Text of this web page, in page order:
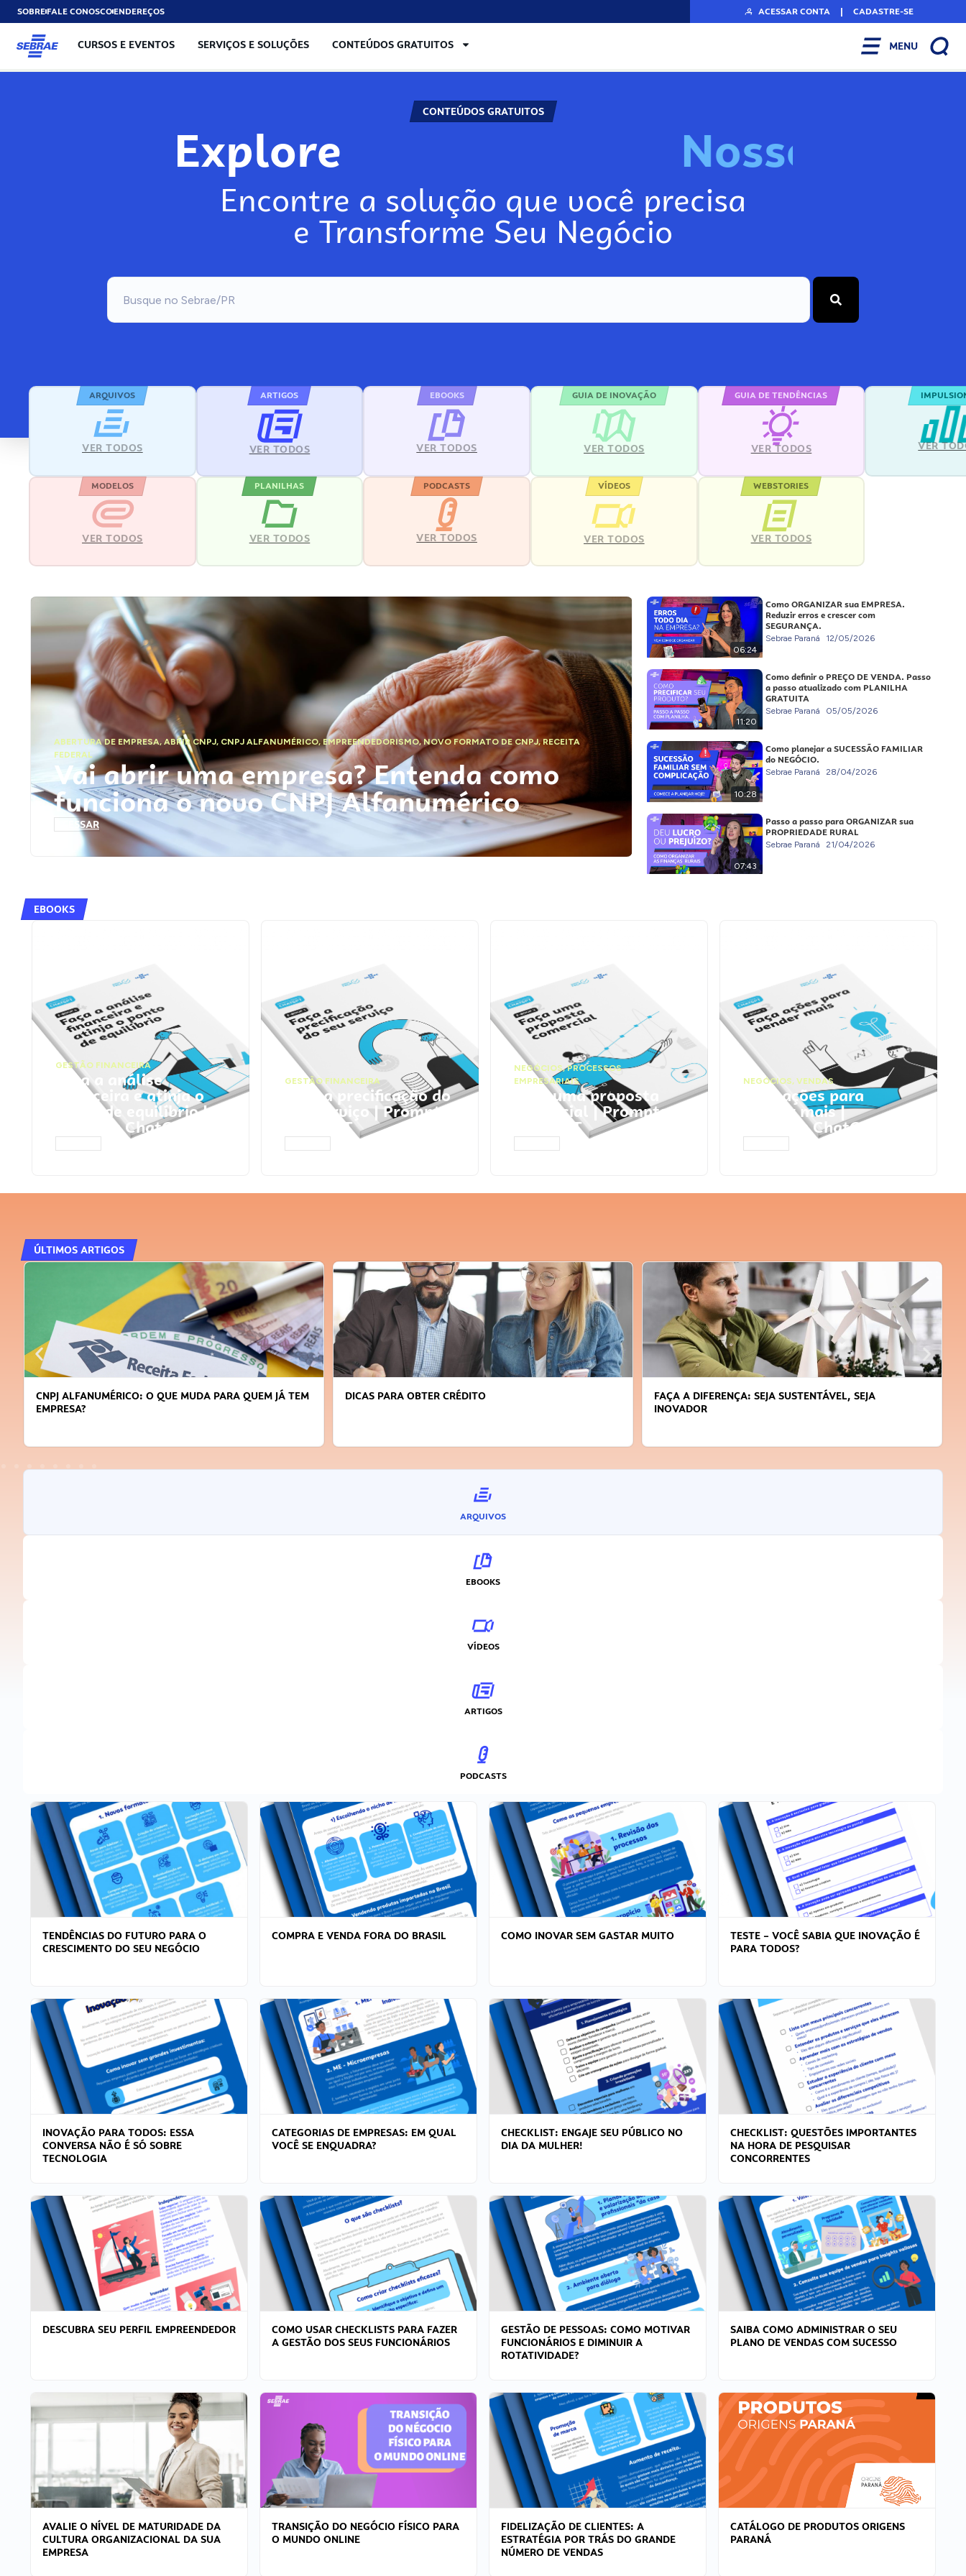
SOBREFALE CONOSCOENDEREÇOS ACESSAR CONTA | CADASTRE-SE
CURSOS E EVENTOS SERVIÇOS E SOLUÇÕES CONTEÚDOS GRATUITOS MENU
CONTEÚDOS GRATUITOS
Explore Nosso
Encontre a solução que você precisa
e Transforme Seu Negócio
ARQUIVOS
VER TODOS
ARTIGOS
VER TODOS
EBOOKS
VER TODOS
GUIA DE INOVAÇÃO
VER TODOS
GUIA DE TENDÊNCIAS
VER TODOS VER
MODELOS
VER TODOS
PLANILHAS
VER TODOS
PODCASTS
VER TODOS
VÍDEOS
VER TODOS
WEBSTORIES
VER TODOS
ABERTURA DE EMPRESA,ABRIR CNPJ, CNPJ ALFANUMÉRICO, EMPREENDEDORISMO,NOVO FORMATO DE CNPJ,RECEITA
FEDERAL
Vai abrir uma empresa? Entenda como
funciona o novo CNPJ Alfanumérico
ACESSAR
06:24
Como ORGANIZAR sua EMPRESA.
Reduzir erros e crescer com
SEGURANÇA.
Sebrae Paraná 12/05/2026
11:20
Como definir o PREÇO DE VENDA. Passo
a passo atualizado com PLANILHA
GRATUITA
Sebrae Paraná 05/05/2026
10:28
Como planejar a SUCESSÃO FAMILIAR
do NEGÓCIO.
Sebrae Paraná 28/04/2026
07:43
Passo a passo para ORGANIZAR sua
PROPRIEDADE RURAL
Sebrae Paraná 21/04/2026
EBOOKS
GESTÃO FINANCEIRA
Faça a análise
financeira e atinja o
ponto de equilíbrio |
Prompts ChatGPT
GESTÃO FINANCEIRA
Faça a precificação do
seu serviço | Prompts
ChatGPT
NEGÓCIOS,PROCESSOS
EMPRESARIAIS
Faça uma proposta
comercial | Prompts
ChatGPT
NEGÓCIOS, VENDAS
Faça ações para
vender mais |
Prompts ChatGPT
ÚLTIMOS ARTIGOS
CNPJ ALFANUMÉRICO: O QUE MUDA PARA QUEM JÁ TEM
EMPRESA?
DICAS PARA OBTER CRÉDITO
FAÇA A DIFERENÇA: SEJA SUSTENTÁVEL, SEJA
INOVADOR
ARQUIVOS
EBOOKS
VÍDEOS
ARTIGOS
PODCASTS
TENDÊNCIAS DO FUTURO PARA O
CRESCIMENTO DO SEU NEGÓCIO
COMPRA E VENDA FORA DO BRASIL COMO INOVAR SEM GASTAR MUITO
TESTE – VOCÊ SABIA QUE INOVAÇÃO É
PARA TODOS?
INOVAÇÃO PARA TODOS: ESSA
CONVERSA NÃO É SÓ SOBRE
TECNOLOGIA
CATEGORIAS DE EMPRESAS: EM QUAL
VOCÊ SE ENQUADRA?
CHECKLIST: ENGAJE SEU PÚBLICO NO
DIA DA MULHER!
CHECKLIST: QUESTÕES IMPORTANTES
NA HORA DE PESQUISAR
CONCORRENTES
DESCUBRA SEU PERFIL EMPREENDEDOR
COMO USAR CHECKLISTS PARA FAZER
A GESTÃO DOS SEUS FUNCIONÁRIOS
GESTÃO DE PESSOAS: COMO MOTIVAR
FUNCIONÁRIOS E DIMINUIR A
ROTATIVIDADE?
SAIBA COMO ADMINISTRAR O SEU
PLANO DE VENDAS COM SUCESSO
AVALIE O NÍVEL DE MATURIDADE DA
CULTURA ORGANIZACIONAL DA SUA
EMPRESA
TRANSIÇÃO DO NEGÓCIO FÍSICO PARA
O MUNDO ONLINE
FIDELIZAÇÃO DE CLIENTES: A
ESTRATÉGIA POR TRÁS DO GRANDE
NÚMERO DE VENDAS
CATÁLOGO DE PRODUTOS ORIGENS
PARANÁ